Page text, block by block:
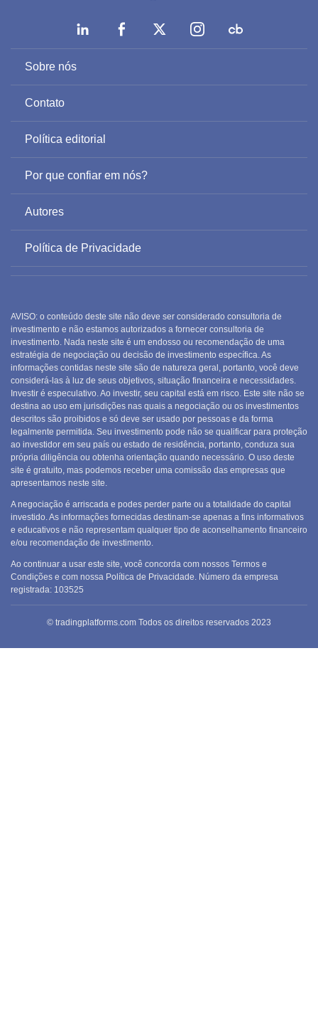
Sobre nós
Contato
Política editorial
Por que confiar em nós?
Autores
Política de Privacidade
AVISO: o conteúdo deste site não deve ser considerado consultoria de
investimento e não estamos autorizados a fornecer consultoria de
investimento. Nada neste site é um endosso ou recomendação de uma
estratégia de negociação ou decisão de investimento específica. As
informações contidas neste site são de natureza geral, portanto, você deve
considerá-las à luz de seus objetivos, situação financeira e necessidades.
Investir é especulativo. Ao investir, seu capital está em risco. Este site não se
destina ao uso em jurisdições nas quais a negociação ou os investimentos
descritos são proibidos e só deve ser usado por pessoas e da forma
legalmente permitida. Seu investimento pode não se qualificar para proteção
ao investidor em seu país ou estado de residência, portanto, conduza sua
própria diligência ou obtenha orientação quando necessário. O uso deste
site é gratuito, mas podemos receber uma comissão das empresas que
apresentamos neste site.
A negociação é arriscada e podes perder parte ou a totalidade do capital
investido. As informações fornecidas destinam-se apenas a fins informativos
e educativos e não representam qualquer tipo de aconselhamento financeiro
e/ou recomendação de investimento.
Ao continuar a usar este site, você concorda com nossos Termos e
Condições e com nossa Política de Privacidade. Número da empresa
registrada: 103525
© tradingplatforms.com Todos os direitos reservados 2023